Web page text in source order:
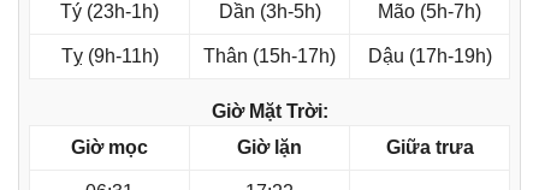
Tý (23h-1h)
Dần (3h-5h) Mão (5h-7h)
Tỵ (9h-11h) Thân (15h-17h) Dậu (17h-19h)
Giờ Mặt Trời:
Giờ mọc
Giờ lặn Giữa trưa